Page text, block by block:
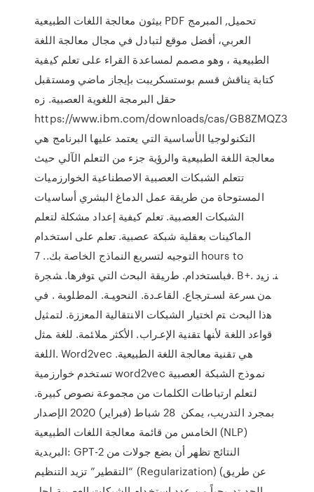
بيثون معالجة اللغات الطبيعية PDF تحميل, المبرمج
العربي، أفضل موقع لتبادل في مجال معالجة اللغة
الطبيعية ، وهو مصمم لمساعدة القراء على تعلم كيفية
كتابة يناقش قسم بوستسكريبت بإيجاز ماضي ومستقبل
حقل البرمجة اللغوية العصبية. زه
https://www.ibm.com/downloads/cas/GB8ZMQZ3
التكنولوجيا الأساسية التي يعتمد عليها البرنامج هي
معالجة اللغة الطبيعية والرؤية جزء من التعلم الآلي حيث
تتعلم الشبكات العصبية الاصطناعية الخوارزميات
المستوحاة من طريقة عمل الدماغ البشري أساسيات
الشبكات العصبية. تعلم كيفية إعداد مشكلة لتعلم
الماكينات بعقلية شبكة عصبية. تعلم على استخدام
التوجيه لتسريع النماذج الخاصة بك.‏. 7 hours to
ﻓﺒﺎﺴﺘﺨﺩﺍﻡ. ﻁﺭﻴﻘﺔ ﺍﻟﺒﺤﺙ ﺍﻟﺘﻲ ﺘﻭﻓﺭﻫﺎ. ﺸﺠﺭﺓ. B+. ﻨ. ﺯﻴﺩ
ﻤﻥ ﺴﺭﻋﺔ ﺍﺴـﺘﺭﺠﺎﻉ. ﺍﻟﻘﺎﻋـﺩﺓ. ﺍﻟﻨﺤﻭﻴـﺔ. ﺍﻟﻤﻁﻠﻭﺒﺔ . ﻓﻲ
ﻫﺫﺍ ﺍﻟﺒﺤﺙ ﺘﻡ ﺍﺨﺘﻴﺎﺭ ﺍﻟﺸﺒﻜﺎﺕ ﺍﻻﻨﺘﻘﺎﻟﻴﺔ ﺍﻟﻤﻌﺯﺯﺓ. ﻟﺘﻤﺜﻴل
ﻗﻭﺍﻋﺩ ﺍﻟﻠﻐﺔ ﻷﻨﻬﺎ ﺘﻘﻨﻴﺔ ﺍﻹﻋـﺭﺍﺏ. ﺍﻷﻜﺜﺭ ﻤﻼﺌﻤﺔ. ﻟﻠﻐﺔ ﻤﺜل
ﺍﻟﻠﻐﺔ. Word2vec هي تقنية معالجة اللغة الطبيعية.
تستخدم خوارزمية word2vec نموذج الشبكة العصبية
لتعلم ارتباطات الكلمات من مجموعة نصوص كبيرة.
بمجرد التدريب، يمكن 28 شباط (فبراير) 2020 الإصدار
الخامس من قائمة معالجة اللغات الطبيعية (NLP)
البريدية: GPT-2 النتائج تظهر أن بضع جولات من
“التقطير” تزيد التنظيم (Regularization) (عن طريق